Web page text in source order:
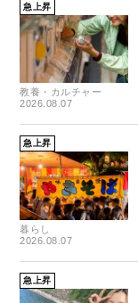
急上昇
教養・カルチャー
2026.08.07
急上昇
暮らし
2026.08.07
急上昇